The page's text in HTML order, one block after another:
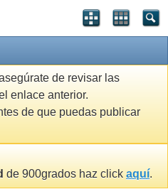
de revisar las
enlace anterior.
de que puedas publicar
de 900grados haz click aquí.